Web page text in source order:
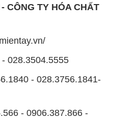
CÔNG TY HÓA CHẤT
028.3504.5555
- 028.3756.1841-
- 0906.387.866 -